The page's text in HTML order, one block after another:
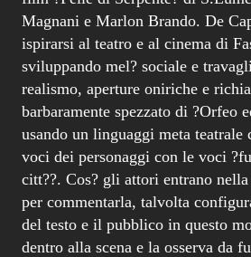
Magnani e Marlon Brando. De
ispirarsi al teatro e al cinema di
sviluppando mel? sociale e
realismo, aperture oniriche e
barbaramente spezzato di ?Orfeo
usando un linguaggi meta teatrale
voci dei personaggi con le voci
citt??. Cos? gli attori entrano nella
per commentarla, talvolta
del testo e il pubblico in questo
dentro alla scena e la osserva da